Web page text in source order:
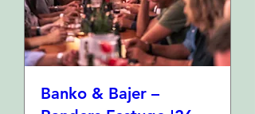
Banko & Bajer –